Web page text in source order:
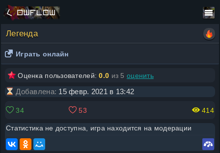
Легенда
Играть онлайн
Оценка пользователей:0.0 из 5 оценить
Добавлена: 15 февр. 2021 в 13:42
34 53 414
Статистика не доступна, игра находится на модерации